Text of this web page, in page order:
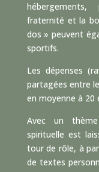
fraternité et la
dos » peuvent
sportifs.
Les dépenses
partagées entre
en moyenne à 20
Avec un
spirituelle est
tour de rôle, à
de textes